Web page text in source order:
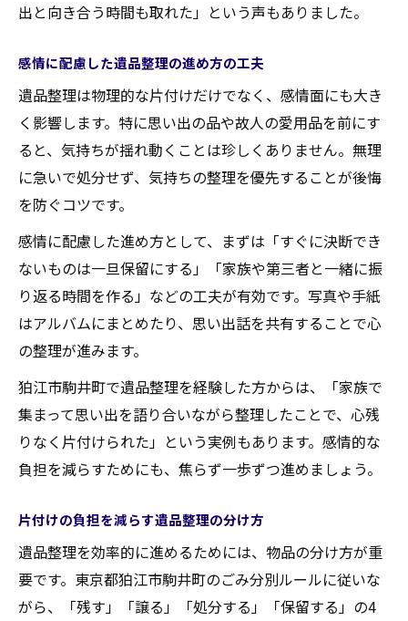
出と向き合う時間も取れた」という声もありました。
感情に配慮した遺品整理の進め方の工夫
遺品整理は物理的な片付けだけでなく、感情面にも大き
く影響します。特に思い出の品や故人の愛用品を前にす
ると、気持ちが揺れ動くことは珍しくありません。無理
に急いで処分せず、気持ちの整理を優先することが後悔
を防ぐコツです。
感情に配慮した進め方として、まずは「すぐに決断でき
ないものは一旦保留にする」「家族や第三者と一緒に振
り返る時間を作る」などの工夫が有効です。写真や手紙
はアルバムにまとめたり、思い出話を共有することで心
の整理が進みます。
狛江市駒井町で遺品整理を経験した方からは、「家族で
集まって思い出を語り合いながら整理したことで、心残
りなく片付けられた」という実例もあります。感情的な
負担を減らすためにも、焦らず一歩ずつ進めましょう。
片付けの負担を減らす遺品整理の分け方
遺品整理を効率的に進めるためには、物品の分け方が重
要です。東京都狛江市駒井町のごみ分別ルールに従いな
がら、「残す」「譲る」「処分する」「保留する」の4